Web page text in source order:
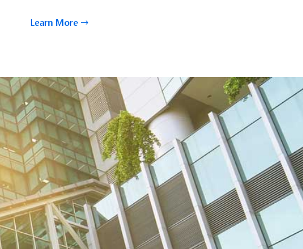
Learn More